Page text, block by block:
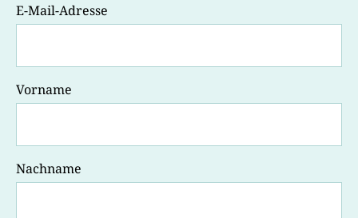
E-Mail-Adresse
Vorname
Nachname